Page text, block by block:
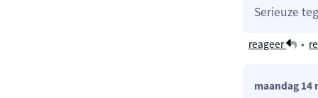
Serieuze
reageer •
maandag 14